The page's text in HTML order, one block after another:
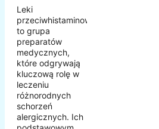
Leki
przeciwhistaminowe
to grupa
preparatów
medycznych,
które odgrywają
kluczową rolę w
leczeniu
różnorodnych
schorzeń
alergicznych. Ich